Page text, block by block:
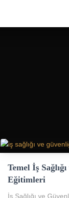
Temel İş
Eğitimleri
İş Sağlığı ve